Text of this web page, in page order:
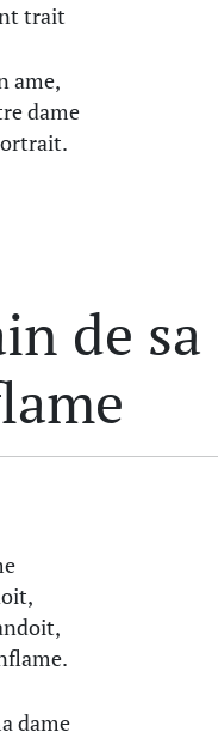
trait
ame,
dame
de sa
dame